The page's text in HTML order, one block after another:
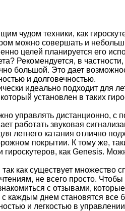
чудом техники, как
можно совершать и
целей планируется его
Рекомендуется, в
большой. Это дает
и долговечностью.
идеально подходит для
установлен в таких
управлять дистанционно,
работать звуковая
летнего катания отлично
покрытии. К тому же,
как Genesis.
так как существует
не всего просто. Чтобы
с отзывами,
с каждым днем становятся все
и легкостью в